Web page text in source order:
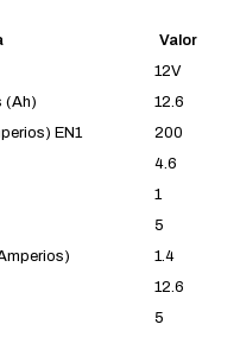
Valor
12V
(Ah)
12.6
EN1
200
4.6
1
5
1.4
12.6
5